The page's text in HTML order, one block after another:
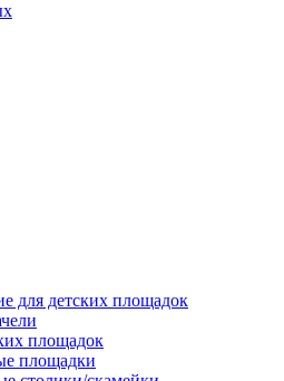
для детских площадок
площадок
площадки